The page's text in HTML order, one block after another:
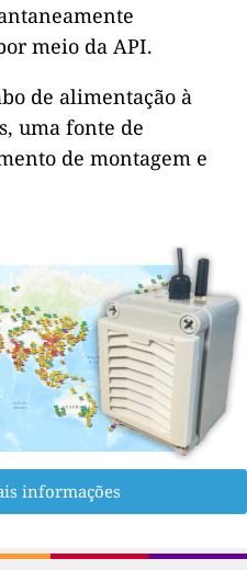
meio da API.
de alimentação à
uma fonte de
de montagem e
informações